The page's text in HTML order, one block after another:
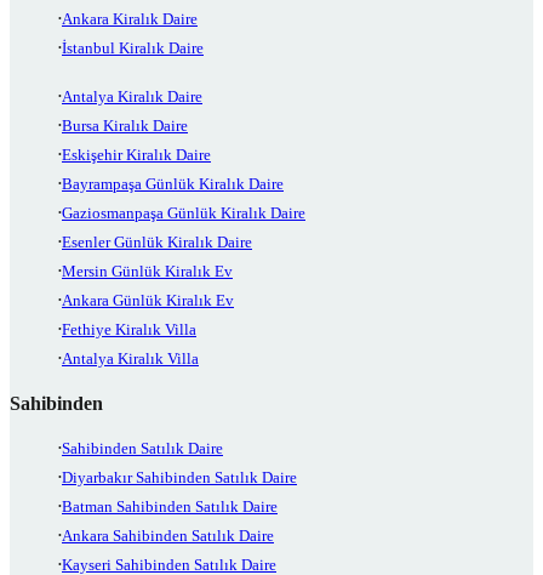
Ankara Kiralık Daire
İstanbul Kiralık Daire
Antalya Kiralık Daire
Bursa Kiralık Daire
Eskişehir Kiralık Daire
Bayrampaşa Günlük Kiralık Daire
Gaziosmanpaşa Günlük Kiralık Daire
Esenler Günlük Kiralık Daire
Mersin Günlük Kiralık Ev
Ankara Günlük Kiralık Ev
Fethiye Kiralık Villa
Antalya Kiralık Villa
Sahibinden
Sahibinden Satılık Daire
Diyarbakır Sahibinden Satılık Daire
Batman Sahibinden Satılık Daire
Ankara Sahibinden Satılık Daire
Kayseri Sahibinden Satılık Daire